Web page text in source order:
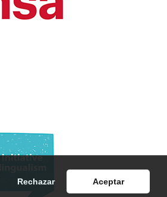
Rechazar Aceptar